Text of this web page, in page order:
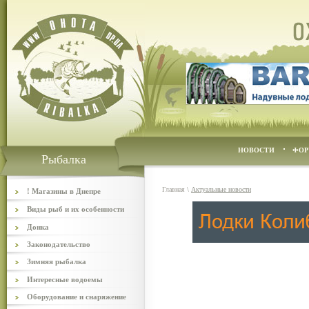
Рыбалка
НОВОСТИ
! Магазины в Днепре
Виды рыб и их особенности
Донка
Законодательство
Зимняя рыбалка
Интересные водоемы
Оборудование и снаряжение
Главная \ Актуальные новости